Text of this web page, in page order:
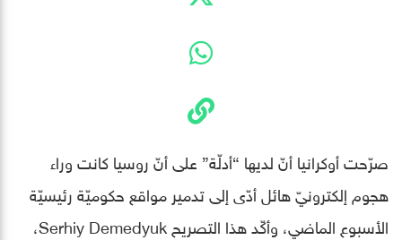
صرّحت أوكرانيا أنّ لديها “أدلّة” على أنّ روسيا كانت وراء
هجوم إلكترونيّ هائل أدّى إلى تدمير مواقع حكوميّة رئيسيّة
الأسبوع الماضي، وأكّد هذا التصريح Serhiy Demedyuk،